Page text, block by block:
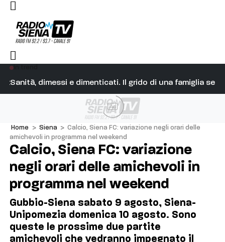
Sanità, dimessi e dimenticati. Il grido di una famiglia
correre a Siena, è stato bellissimo. Indimenticabile”
Ad
Home > Siena > Calcio, Siena FC: variazione negli orari delle
amichevoli in programma nel weekend
Calcio, Siena FC: variazione
negli orari delle amichevoli in
programma nel weekend
Gubbio-Siena sabato 9 agosto, Siena-
Unipomezia domenica 10 agosto. Sono
queste le prossime due partite
amichevoli che vedranno impegnato il